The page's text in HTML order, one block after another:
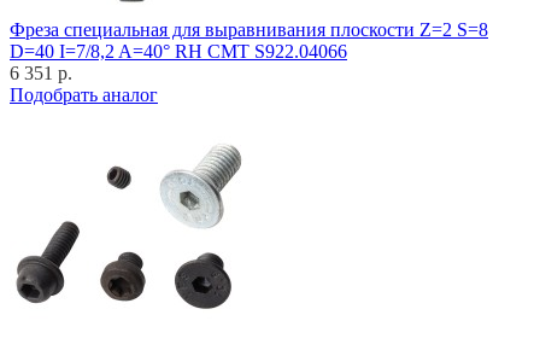
Фреза специальная для выравнивания плоскости Z=2 S=8
D=40 I=7/8,2 A=40° RH CMT S922.04066
6 351 р.
Подобрать аналог